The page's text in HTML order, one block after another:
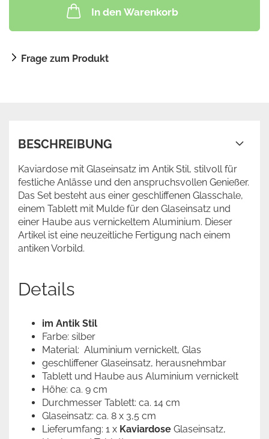
In den Warenkorb
Frage zum Produkt
BESCHREIBUNG
Kaviardose mit Glaseinsatz im Antik Stil, stilvoll für
festliche Anlässe und den anspruchsvollen Genießer.
Das Set besteht aus einer geschliffenen Glasschale,
einem Tablett mit Mulde für den Glaseinsatz und
einer Haube aus vernickeltem Aluminium. Dieser
Artikel ist eine neuzeitliche Fertigung nach einem
antiken Vorbild.
Details
im Antik Stil
Farbe: silber
Material: Aluminium vernickelt, Glas
geschliffener Glaseinsatz, herausnehmbar
Tablett und Haube aus Aluminium vernickelt
Höhe: ca. 9 cm
Durchmesser Tablett: ca. 14 cm
Glaseinsatz: ca. 8 x 3,5 cm
Lieferumfang: 1 x Kaviardose Glaseinsatz,